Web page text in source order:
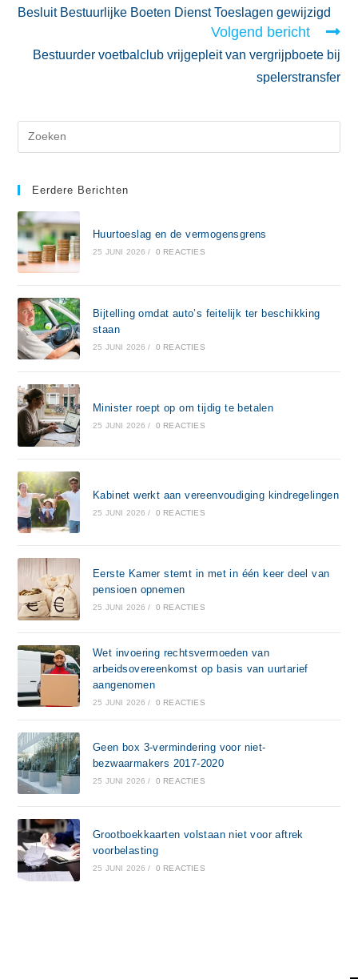
Besluit Bestuurlijke Boeten Dienst Toeslagen gewijzigd
Volgend bericht
Bestuurder voetbalclub vrijgepleit van vergrijpboete bij
spelerstransfer
Eerdere Berichten
Huurtoeslag en de vermogensgrens
25 JUNI 2026 / 0 REACTIES
Bijtelling omdat auto’s feitelijk ter beschikking
staan
25 JUNI 2026 / 0 REACTIES
Minister roept op om tijdig te betalen
25 JUNI 2026 / 0 REACTIES
Kabinet werkt aan vereenvoudiging kindregelingen
25 JUNI 2026 / 0 REACTIES
Eerste Kamer stemt in met in één keer deel van
pensioen opnemen
25 JUNI 2026 / 0 REACTIES
Wet invoering rechtsvermoeden van
arbeidsovereenkomst op basis van uurtarief
aangenomen
25 JUNI 2026 / 0 REACTIES
Geen box 3-vermindering voor niet-
bezwaarmakers 2017-2020
25 JUNI 2026 / 0 REACTIES
Grootboekkaarten volstaan niet voor aftrek
voorbelasting
25 JUNI 2026 / 0 REACTIES